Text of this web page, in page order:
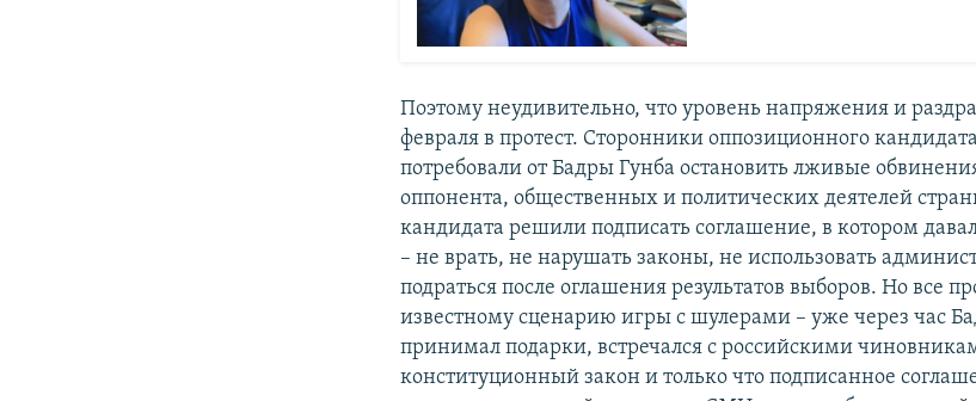
Поэтому неудивительно, что уровень напряжения и
февраля в протест. Сторонники оппозиционного
потребовали от Бадры Гунба остановить лживые
оппонента, общественных и политических деятелей
кандидата решили подписать соглашение, в котором
– не врать, не нарушать законы, не использовать
подраться после оглашения результатов выборов. Но все
известному сценарию игры с шулерами – уже через час
принимал подарки, встречался с российскими
конституционный закон и только что подписанное